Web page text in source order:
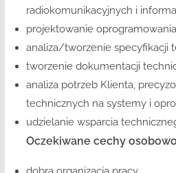
radiokomunikacyjnych i
projektowanie
analiza/tworzenie specyfikacji
tworzenie dokumentacji
analiza potrzeb Klienta,
technicznych na systemy i
udzielanie wsparcia
Oczekiwane cechy